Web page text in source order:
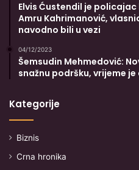
Elvis Ćustendil je
Amru Kahrimanović,
navodno bili u vezi
04/12/2023
Šemsudin Mehmedović:
snažnu podršku, vrijeme
Kategorije
Biznis
Crna hronika